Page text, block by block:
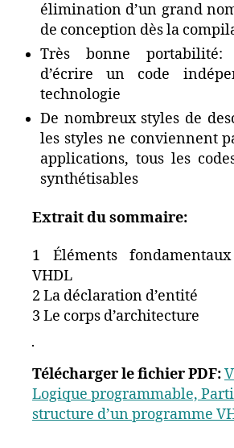
élimination d’un grand
de conception dès la
Très bonne
d’écrire un code
technologie
De nombreux styles de
les styles ne conviennent
applications, tous les
synthétisables
Extrait du sommaire:
1 Éléments
VHDL
2 La déclaration d’entité
3 Le corps d’architecture
Télécharger le fichier PDF:
Logique programmable,
structure d’un programme